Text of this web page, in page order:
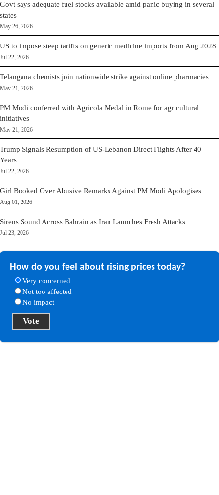
Govt says adequate fuel stocks available amid panic buying in several
states
May 26, 2026
US to impose steep tariffs on generic medicine imports from Aug 2028
Jul 22, 2026
Telangana chemists join nationwide strike against online pharmacies
May 21, 2026
PM Modi conferred with Agricola Medal in Rome for agricultural
initiatives
May 21, 2026
Trump Signals Resumption of US-Lebanon Direct Flights After 40
Years
Jul 22, 2026
Girl Booked Over Abusive Remarks Against PM Modi Apologises
Aug 01, 2026
Sirens Sound Across Bahrain as Iran Launches Fresh Attacks
Jul 23, 2026
How do you feel about rising prices today?
Very concerned
Not too affected
No impact